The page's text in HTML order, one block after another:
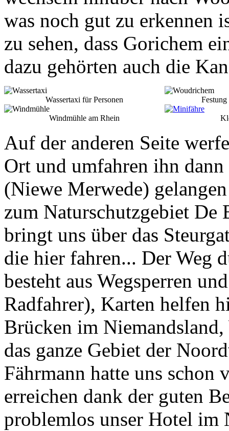
was noch gut zu erkennen
zu sehen, dass Gorichem
dazu gehörten auch die
Wassertaxi für Personen
Windmühle am Rhein
Auf der anderen Seite
Ort und umfahren ihn
(Niewe Merwede)
zum Naturschutzgebiet De
bringt uns über das
die hier fahren... Der Weg
besteht aus Wegsperren
Radfahrer), Karten helfen
Brücken im
das ganze Gebiet der
Fährmann hatte uns
erreichen dank der guten
problemlos unser Hotel im